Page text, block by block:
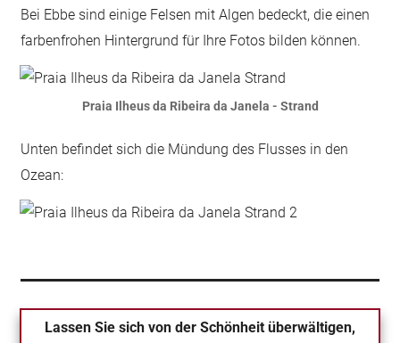
Bei Ebbe sind einige Felsen mit Algen bedeckt, die einen
farbenfrohen Hintergrund für Ihre Fotos bilden können.
Praia Ilheus da Ribeira da Janela - Strand
Unten befindet sich die Mündung des Flusses in den
Ozean:
Lassen Sie sich von der Schönheit überwältigen,